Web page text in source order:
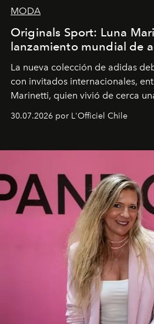
MODA
Originals Sport: Luna
lanzamiento mundial de
La nueva colección de adidas
con invitados internacionales,
Marinetti, quien vivió de cerca
fusiona moda y rendimiento.
30.07.2026 por L'Officiel Chile